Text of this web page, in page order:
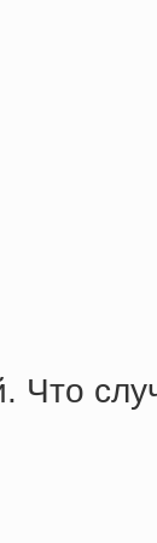
Чтo